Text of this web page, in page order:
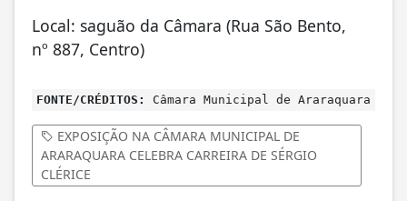
Local: saguão da Câmara (Rua São Bento,
nº 887, Centro)
FONTE/CRÉDITOS: Câmara Municipal de Araraquara
EXPOSIÇÃO NA CÂMARA MUNICIPAL DE
ARARAQUARA CELEBRA CARREIRA DE SÉRGIO
CLÉRICE